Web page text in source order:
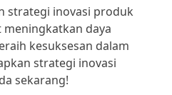
strategi inovasi produk
daya
kesuksesan dalam
strategi inovasi
sekarang!